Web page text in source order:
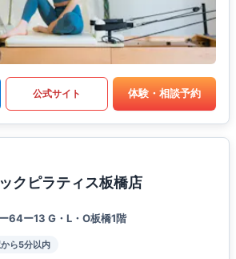
公式サイト 体験・相談予約
クピラティス板橋店
64ー13 G・L・O板橋1階
ら5分以内